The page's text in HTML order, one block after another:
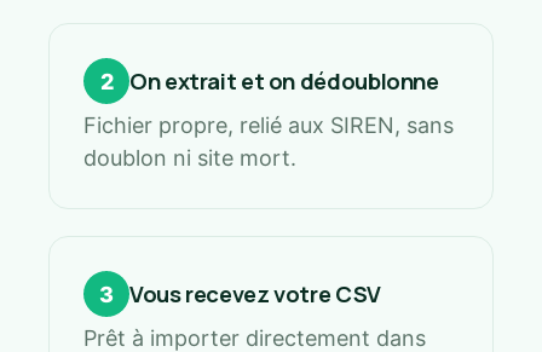
2 On extrait et on dédoublonne
Fichier propre, relié aux SIREN, sans
doublon ni site mort.
3 Vous recevez votre CSV
Prêt à importer directement dans